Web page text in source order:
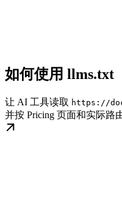
如何使用 llms.txt
让 AI 工具读取 https://
并按 Pricing 页面和实际路